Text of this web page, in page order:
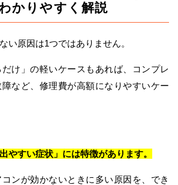
かりやすく解説
い原因は1つではありません。
だけ」の軽いケースもあれば、コンプレ
など、修理費が高額になりやすいケー
やすい症状」には特徴があります。
ンが効かないときに多い原因を、でき